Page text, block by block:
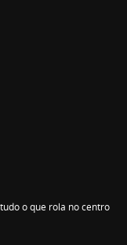
o que rola no centro
adipisicing elit. Autem assumenda
distinctio, id, quibusdam est.